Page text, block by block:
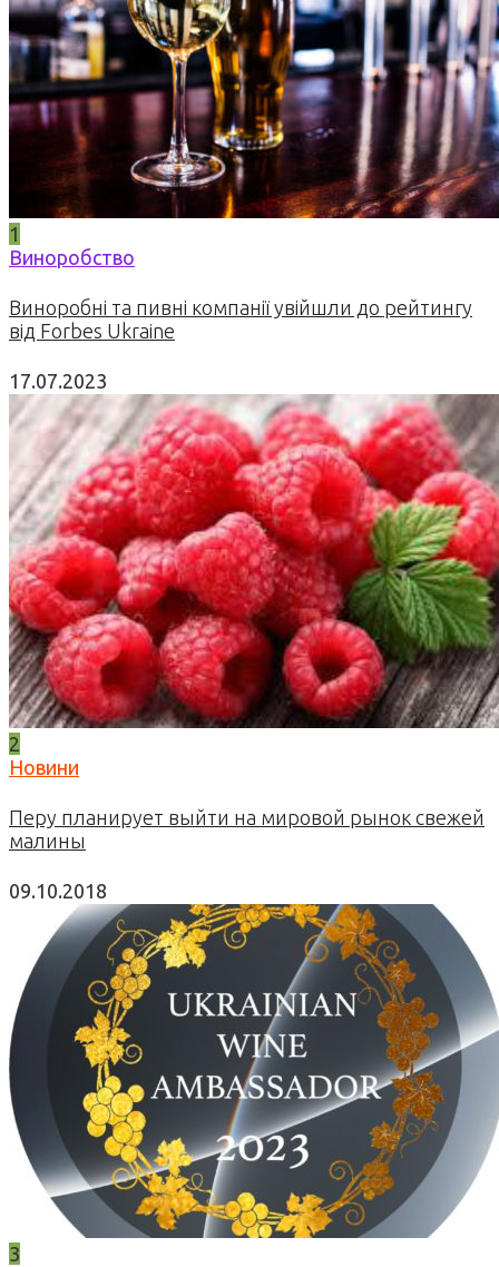
1
Виноробство
Виноробні та пивні компанії увійшли до рейтингу
від Forbes Ukraine
17.07.2023
2
Новини
Перу планирует выйти на мировой рынок свежей
малины
09.10.2018
3